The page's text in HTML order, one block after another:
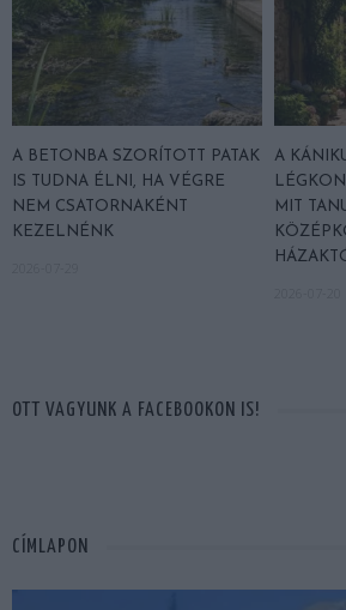
A BETONBA SZORÍTOTT PATAK
IS TUDNA ÉLNI, HA VÉGRE
NEM CSATORNAKÉNT
KEZELNÉNK
A
MIT
OTT VAGYUNK A FACEBOOKON IS!
CÍMLAPON